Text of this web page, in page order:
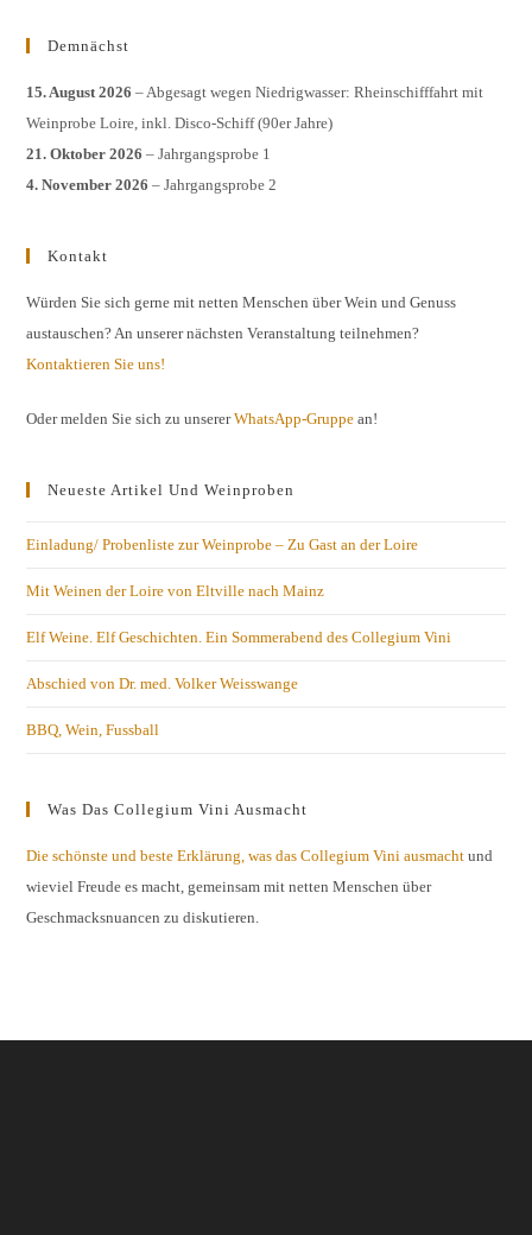
Demnächst
15. August 2026 – Abgesagt wegen Niedrigwasser: Rheinschifffahrt mit
Weinprobe Loire, inkl. Disco-Schiff (90er Jahre)
21. Oktober 2026 – Jahrgangsprobe 1
4. November 2026 – Jahrgangsprobe 2
Kontakt
Würden Sie sich gerne mit netten Menschen über Wein und Genuss
austauschen? An unserer nächsten Veranstaltung teilnehmen?
Kontaktieren Sie uns!
Oder melden Sie sich zu unsererWhatsApp-Gruppe an!
Neueste Artikel Und Weinproben
Einladung/ Probenliste zur Weinprobe – Zu Gast an der Loire
Mit Weinen der Loire von Eltville nach Mainz
Elf Weine. Elf Geschichten. Ein Sommerabend des Collegium Vini
Abschied von Dr. med. Volker Weisswange
BBQ, Wein, Fussball
Was Das Collegium Vini Ausmacht
Die schönste und beste Erklärung, was das Collegium Vini ausmacht und
wieviel Freude es macht, gemeinsam mit netten Menschen über
Geschmacksnuancen zu diskutieren.